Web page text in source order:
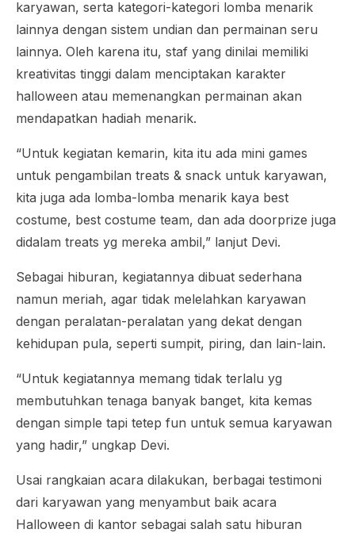
karyawan, serta kategori-kategori lomba menarik
lainnya dengan sistem undian dan permainan seru
lainnya. Oleh karena itu, staf yang dinilai memiliki
kreativitas tinggi dalam menciptakan karakter
halloween atau memenangkan permainan akan
mendapatkan hadiah menarik.
“Untuk kegiatan kemarin, kita itu ada mini games
untuk pengambilan treats & snack untuk karyawan,
kita juga ada lomba-lomba menarik kaya best
costume, best costume team, dan ada doorprize juga
didalam treats yg mereka ambil,” lanjut Devi.
Sebagai hiburan, kegiatannya dibuat sederhana
namun meriah, agar tidak melelahkan karyawan
dengan peralatan-peralatan yang dekat dengan
kehidupan pula, seperti sumpit, piring, dan lain-lain.
“Untuk kegiatannya memang tidak terlalu yg
membutuhkan tenaga banyak banget, kita kemas
dengan simple tapi tetep fun untuk semua karyawan
yang hadir,” ungkap Devi.
Usai rangkaian acara dilakukan, berbagai testimoni
dari karyawan yang menyambut baik acara
Halloween di kantor sebagai salah satu hiburan